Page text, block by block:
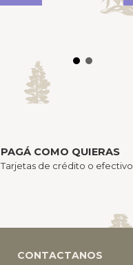
PAGÁ COMO QUIERAS
Tarjetas de crédito o efectivo
CONTACTANOS